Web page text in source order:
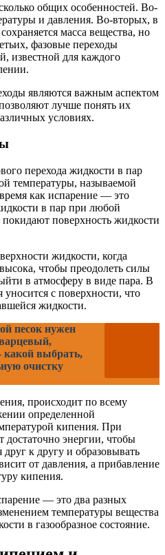
общих особенностей. Во-
и давления. Во-вторых, в
масса вещества, но
фазовые переходы
известной для каждого
являются важным аспектом
лучше понять их
условиях.
перехода жидкости в пар
температуры, называемой
как испарение — это
в пар при любой
поверхность жидкости
жидкости, когда
чтобы преодолеть силы
в атмосферу в виде пара. В
уносится с поверхности, что
жидкости.
песок нужен
какой выбрать,
очистку
происходит по всему
определенной
кипения. При
энергии, чтобы
к другу и образовывать
от давления, а прибавление
кипения.
— это два разных
температуры вещества
в газообразное состояние.